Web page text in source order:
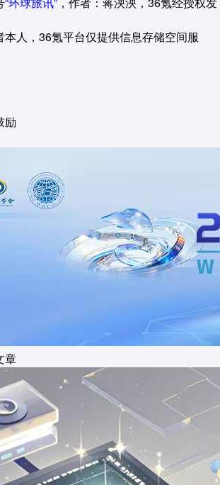
人，36氪平台仅提供信息存储空间服
励
章